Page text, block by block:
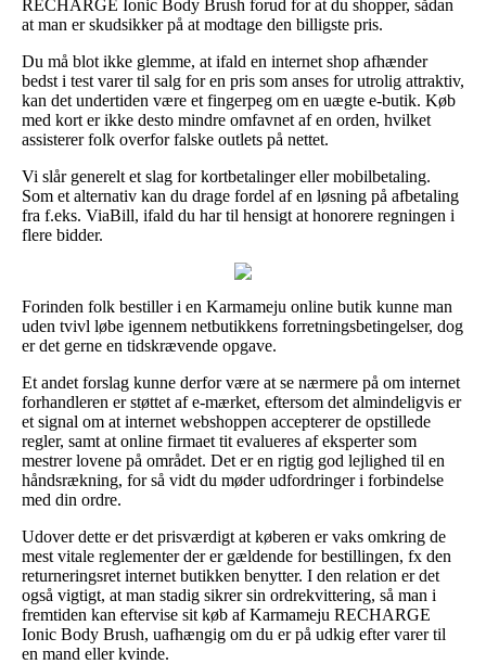
RECHARGE Ionic Body Brush forud for at du shopper, sådan
at man er skudsikker på at modtage den billigste pris.
Du må blot ikke glemme, at ifald en internet shop afhænder
bedst i test varer til salg for en pris som anses for utrolig attraktiv,
kan det undertiden være et fingerpeg om en uægte e-butik. Køb
med kort er ikke desto mindre omfavnet af en orden, hvilket
assisterer folk overfor falske outlets på nettet.
Vi slår generelt et slag for kortbetalinger eller mobilbetaling.
Som et alternativ kan du drage fordel af en løsning på afbetaling
fra f.eks. ViaBill, ifald du har til hensigt at honorere regningen i
flere bidder.
Forinden folk bestiller i en Karmameju online butik kunne man
uden tvivl løbe igennem netbutikkens forretningsbetingelser, dog
er det gerne en tidskrævende opgave.
Et andet forslag kunne derfor være at se nærmere på om internet
forhandleren er støttet af e-mærket, eftersom det almindeligvis er
et signal om at internet webshoppen accepterer de opstillede
regler, samt at online firmaet tit evalueres af eksperter som
mestrer lovene på området. Det er en rigtig god lejlighed til en
håndsrækning, for så vidt du møder udfordringer i forbindelse
med din ordre.
Udover dette er det prisværdigt at køberen er vaks omkring de
mest vitale reglementer der er gældende for bestillingen, fx den
returneringsret internet butikken benytter. I den relation er det
også vigtigt, at man stadig sikrer sin ordrekvittering, så man i
fremtiden kan eftervise sit køb af Karmameju RECHARGE
Ionic Body Brush, uafhængig om du er på udkig efter varer til
en mand eller kvinde.